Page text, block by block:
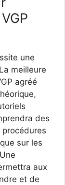
une
meilleure
agréé
des
procédures
sur les
aux
et de